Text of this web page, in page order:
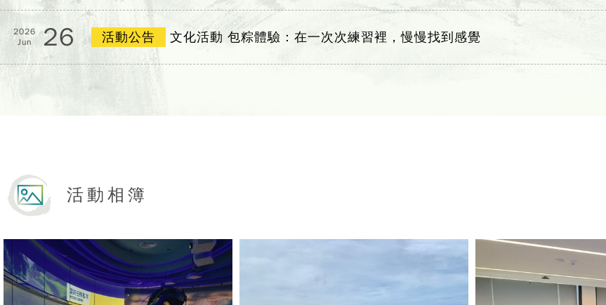
2026
Jun
26 活動公告 文化活動 包粽體驗：在一次次練習裡，慢慢找到感覺
活動相簿